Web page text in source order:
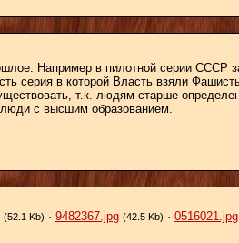
Например в пилотной серии СССР
серия в которой Власть взяли
т.к. людям старше
люди с высшим образованием.
(52.1 Kb) · 9482367.jpg (42.5 Kb) · 0516021.jpg